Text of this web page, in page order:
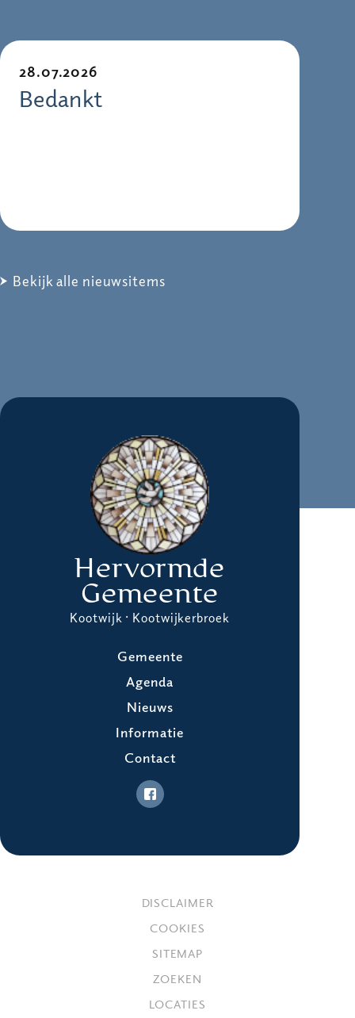
28.07.2026
Bedankt
Bekijk alle nieuwsitems
Hervormde
Gemeente
Kootwijk · Kootwijkerbroek
Gemeente
Agenda
Nieuws
Informatie
Contact
DISCLAIMER
COOKIES
SITEMAP
ZOEKEN
LOCATIES